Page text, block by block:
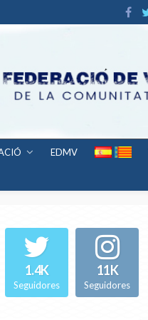
EDMV
1.4K
Seguidores
11K
Seguidores